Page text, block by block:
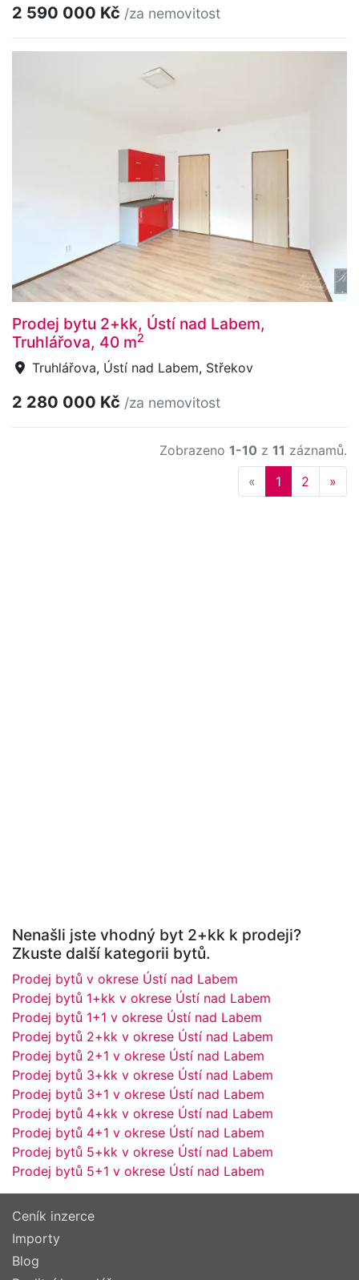
2 590 000 Kč /za nemovitost
Prodej bytu 2+kk, Ústí nad Labem,
Truhlářova, 40 m2
Truhlářova, Ústí nad Labem, Střekov
2 280 000 Kč /za nemovitost
Zobrazeno 1-10 z 11 záznamů.
« Previous
1 2 »
Nenašli jste vhodný byt 2+kk k prodeji?
Zkuste další kategorii bytů.
Prodej bytů v okrese Ústí nad Labem
Prodej bytů 1+kk v okrese Ústí nad Labem
Prodej bytů 1+1 v okrese Ústí nad Labem
Prodej bytů 2+kk v okrese Ústí nad Labem
Prodej bytů 2+1 v okrese Ústí nad Labem
Prodej bytů 3+kk v okrese Ústí nad Labem
Prodej bytů 3+1 v okrese Ústí nad Labem
Prodej bytů 4+kk v okrese Ústí nad Labem
Prodej bytů 4+1 v okrese Ústí nad Labem
Prodej bytů 5+kk v okrese Ústí nad Labem
Prodej bytů 5+1 v okrese Ústí nad Labem
Ceník inzerce
Importy
Blog